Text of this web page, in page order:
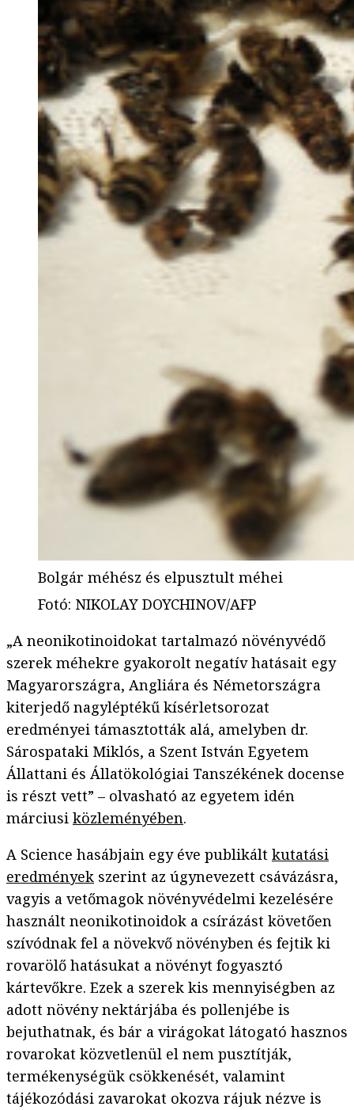
Bolgár méhész és elpusztult méhei
Fotó: NIKOLAY DOYCHINOV/AFP
„A neonikotinoidokat tartalmazó növényvédő
szerek méhekre gyakorolt negatív hatásait egy
Magyarországra, Angliára és Németországra
kiterjedő nagyléptékű kísérletsorozat
eredményei támasztották alá, amelyben dr.
Sárospataki Miklós, a Szent István Egyetem
Állattani és Állatökológiai Tanszékének docense
is részt vett” – olvasható az egyetem idén
márciusi közleményében.
A Science hasábjain egy éve publikált kutatási
eredmények szerint az úgynevezett csávázásra,
vagyis a vetőmagok növényvédelmi kezelésére
használt neonikotinoidok a csírázást követően
szívódnak fel a növekvő növényben és fejtik ki
rovarölő hatásukat a növényt fogyasztó
kártevőkre. Ezek a szerek kis mennyiségben az
adott növény nektárjába és pollenjébe is
bejuthatnak, és bár a virágokat látogató hasznos
rovarokat közvetlenül el nem pusztítják,
termékenységük csökkenését, valamint
tájékozódási zavarokat okozva rájuk nézve is